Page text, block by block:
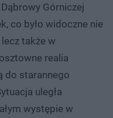
Górniczej
co było widoczne nie
także w
realia
do starannego
uległa
występie w